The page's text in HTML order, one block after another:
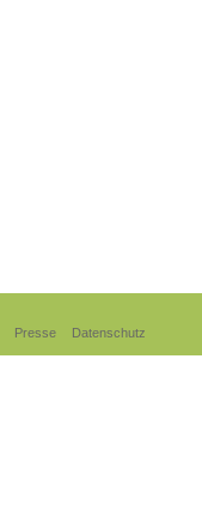
Presse Datenschutz